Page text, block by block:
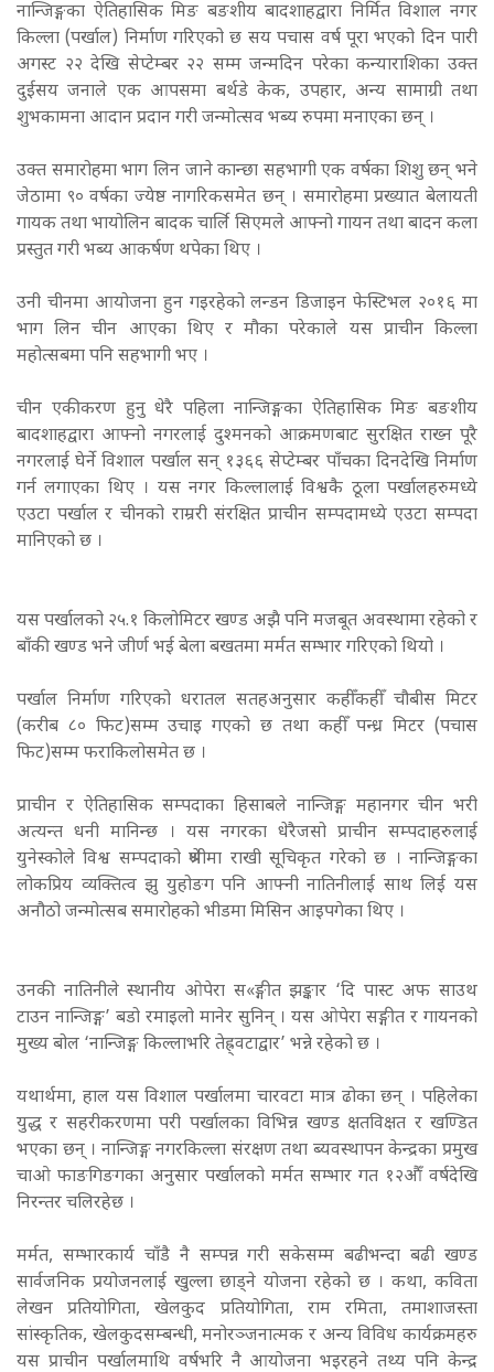
नान्जिङ्गका ऐतिहासिक मिङ बङशीय बादशाहद्वारा निर्मित विशाल नगर
किल्ला (पर्खाल) निर्माण गरिएको छ सय पचास वर्ष पूरा भएको दिन पारी
अगस्ट २२ देखि सेप्टेम्बर २२ सम्म जन्मदिन परेका कन्याराशिका उक्त
दुईसय जनाले एक आपसमा बर्थडे केक, उपहार, अन्य सामाग्री तथा
शुभकामना आदान प्रदान गरी जन्मोत्सव भब्य रुपमा मनाएका छन् ।
उक्त समारोहमा भाग लिन जाने कान्छा सहभागी एक वर्षका शिशु छन् भने
जेठामा ९० वर्षका ज्येष्ठ नागरिकसमेत छन् । समारोहमा प्रख्यात बेलायती
गायक तथा भायोलिन बादक चार्लि सिएमले आफ्नो गायन तथा बादन कला
प्रस्तुत गरी भब्य आकर्षण थपेका थिए ।
उनी चीनमा आयोजना हुन गइरहेको लन्डन डिजाइन फेस्टिभल २०१६ मा
भाग लिन चीन आएका थिए र मौका परेकाले यस प्राचीन किल्ला
महोत्सबमा पनि सहभागी भए ।
चीन एकीकरण हुनु धेरै पहिला नान्जिङ्गका ऐतिहासिक मिङ बङशीय
बादशाहद्वारा आफ्नो नगरलाई दुश्मनको आक्रमणबाट सुरक्षित राख्न पूरै
नगरलाई घेर्ने विशाल पर्खाल सन् १३६६ सेप्टेम्बर पाँचका दिनदेखि निर्माण
गर्न लगाएका थिए । यस नगर किल्लालाई विश्वकै ठूला पर्खालहरुमध्ये
एउटा पर्खाल र चीनको राम्ररी संरक्षित प्राचीन सम्पदामध्ये एउटा सम्पदा
मानिएको छ ।
यस पर्खालको २५.१ किलोमिटर खण्ड अझै पनि मजबूत अवस्थामा रहेको र
बाँकी खण्ड भने जीर्ण भई बेला बखतमा मर्मत सम्भार गरिएको थियो ।
पर्खाल निर्माण गरिएको धरातल सतहअनुसार कहीँकहीँ चौबीस मिटर
(करीब ८० फिट)सम्म उचाइ गएको छ तथा कहीँ पन्ध्र मिटर (पचास
फिट)सम्म फराकिलोसमेत छ ।
प्राचीन र ऐतिहासिक सम्पदाका हिसाबले नान्जिङ्ग महानगर चीन भरी
अत्यन्त धनी मानिन्छ । यस नगरका धेरैजसो प्राचीन सम्पदाहरुलाई
युनेस्कोले विश्व सम्पदाको श्रेणीमा राखी सूचिकृत गरेको छ । नान्जिङ्गका
लोकप्रिय व्यक्तित्व झु युहोङग पनि आफ्नी नातिनीलाई साथ लिई यस
अनौठो जन्मोत्सब समारोहको भीडमा मिसिन आइपगेका थिए ।
उनकी नातिनीले स्थानीय ओपेरा स«ङ्गीत झङ्कार ‘दि पास्ट अफ साउथ
टाउन नान्जिङ्ग’ बडो रमाइलो मानेर सुनिन् । यस ओपेरा सङ्गीत र गायनको
मुख्य बोल ‘नान्जिङ्ग किल्लाभरि तेह्र्वटाद्वार’ भन्ने रहेको छ ।
यथार्थमा, हाल यस विशाल पर्खालमा चारवटा मात्र ढोका छन् । पहिलेका
युद्ध र सहरीकरणमा परी पर्खालका विभिन्न खण्ड क्षतविक्षत र खण्डित
भएका छन् । नान्जिङ्ग नगरकिल्ला संरक्षण तथा ब्यवस्थापन केन्द्रका प्रमुख
चाओ फाङगिङगका अनुसार पर्खालको मर्मत सम्भार गत १२औँ वर्षदेखि
निरन्तर चलिरहेछ ।
मर्मत, सम्भारकार्य चाँडै नै सम्पन्न गरी सकेसम्म बढीभन्दा बढी खण्ड
सार्वजनिक प्रयोजनलाई खुल्ला छाड्ने योजना रहेको छ ।कथा, कविता
लेखन प्रतियोगिता, खेलकुद प्रतियोगिता, राम रमिता, तमाशाजस्ता
सांस्कृतिक, खेलकुदसम्बन्धी, मनोरञ्जनात्मक र अन्य विविध कार्यक्रमहरु
यस प्राचीन पर्खालमाथि वर्षभरि नै आयोजना भइरहने तथ्य पनि केन्द्र